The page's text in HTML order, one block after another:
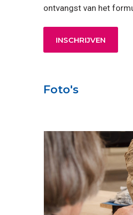
ontvangst van het
INSCHRIJVEN
Foto's